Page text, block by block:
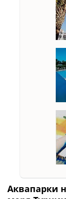
Аквапарки